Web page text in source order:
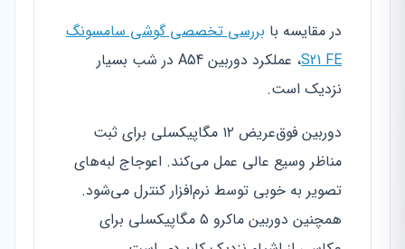
در مقایسه با بررسی تخصصی گوشی سامسونگ
S21 FE
، عملکرد دوربین A54 در شب بسیار
نزدیک است.
دوربین فوق‌عریض ۱۲ مگاپیکسلی برای ثبت
مناظر وسیع عالی عمل می‌کند. اعوجاج لبه‌های
تصویر به خوبی توسط نرم‌افزار کنترل می‌شود.
همچنین دوربین ماکرو ۵ مگاپیکسلی برای